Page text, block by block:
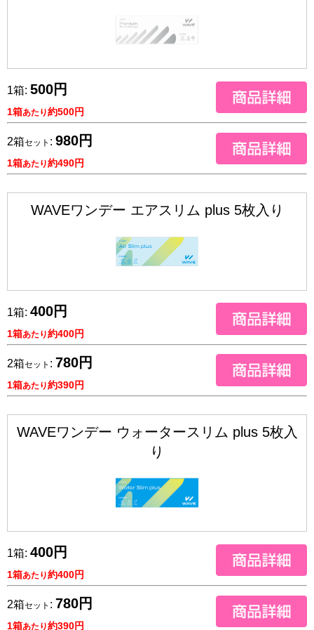
1箱: 500円
1箱あたり約500円
2箱セット : 980円
1箱あたり約490円
WAVEワンデー エアスリム plus 5枚入り
1箱: 400円
1箱あたり約400円
2箱セット : 780円
1箱あたり約390円
WAVEワンデー ウォータースリム plus 5枚入
り
1箱: 400円
1箱あたり約400円
2箱セット : 780円
1箱あたり約390円